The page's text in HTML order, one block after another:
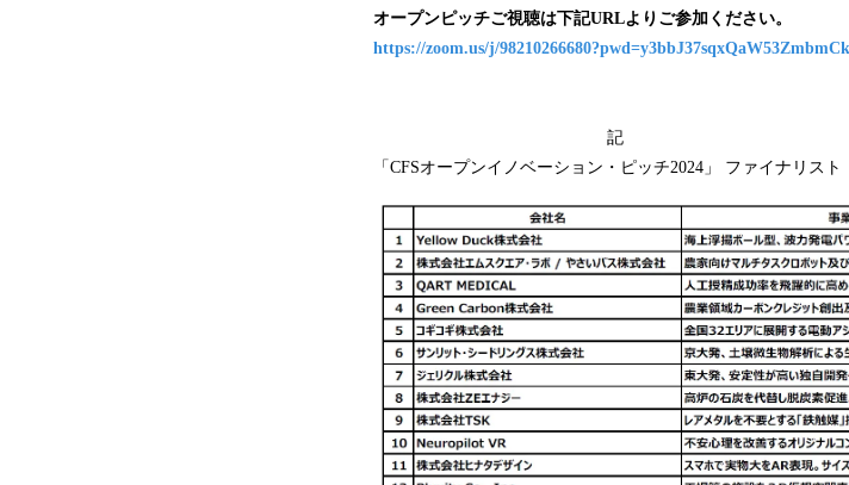
オープンピッチご視聴は下記URLよりご参加ください。
https://zoom.us/j/
記
「CFSオープンイノベーション・ピッチ2024」 ファイナリスト